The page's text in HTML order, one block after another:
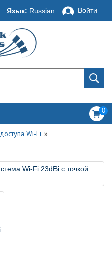
Язык: Russian Войти
0
Wi-Fi